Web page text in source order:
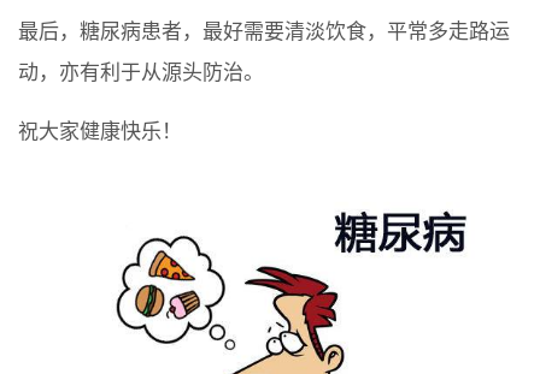
最后，糖尿病患者，最好需要清淡饮食，平常多走路运
动，亦有利于从源头防治。
祝大家健康快乐！